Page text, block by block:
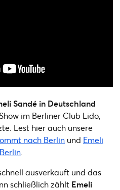
Sandé in Deutschland
im Berliner Club Lido,
Lest hier auch unsere
nach Berlin und Emeli
ausverkauft und das
schließlich zählt Emeli